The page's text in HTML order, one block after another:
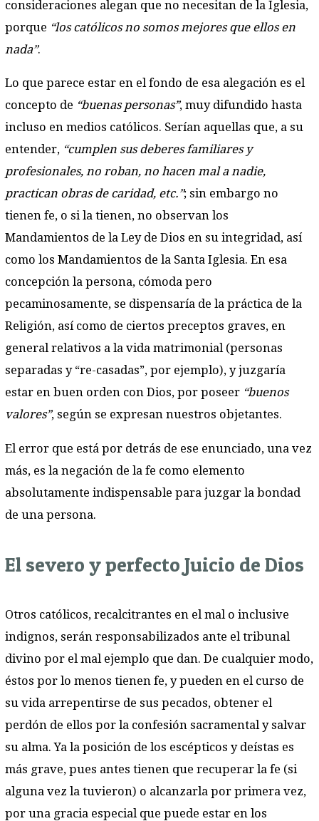
consideraciones alegan que no necesitan de la Iglesia,
porque “los católicos no somos mejores que ellos en
nada”.
Lo que parece estar en el fondo de esa alegación es el
concepto de “buenas personas”, muy difundido hasta
incluso en medios católicos. Serían aquellas que, a su
entender, “cumplen sus deberes familiares y
profesionales, no roban, no hacen mal a nadie,
practican obras de caridad, etc.”; sin embargo no
tienen fe, o si la tienen, no observan los
Mandamientos de la Ley de Dios en su integridad, así
como los Mandamientos de la Santa Iglesia. En esa
concepción la persona, cómoda pero
pecaminosamente, se dispensaría de la práctica de la
Religión, así como de ciertos preceptos graves, en
general relativos a la vida matrimonial (personas
separadas y “re-casadas”, por ejemplo), y juzgaría
estar en buen orden con Dios, por poseer “buenos
valores”, según se expresan nuestros objetantes.
El error que está por detrás de ese enunciado, una vez
más, es la negación de la fe como elemento
absolutamente indispensable para juzgar la bondad
de una persona.
El severo y perfecto Juicio de Dios
Otros católicos, recalcitrantes en el mal o inclusive
indignos, serán responsabilizados ante el tribunal
divino por el mal ejemplo que dan. De cualquier modo,
éstos por lo menos tienen fe, y pueden en el curso de
su vida arrepentirse de sus pecados, obtener el
perdón de ellos por la confesión sacramental y salvar
su alma. Ya la posición de los escépticos y deístas es
más grave, pues antes tienen que recuperar la fe (si
alguna vez la tuvieron) o alcanzarla por primera vez,
por una gracia especial que puede estar en los